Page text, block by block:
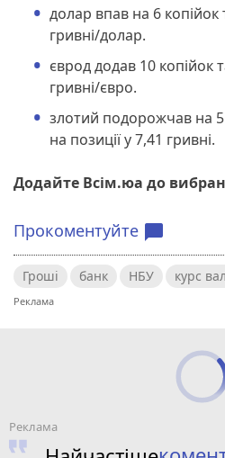
долар впав на 6 копійок
гривні/долар.
єврод додав 10 копійок
гривні/євро.
злотий подорожчав на 5
на позиції у 7,41 гривні.
Додайте Всім.юа до
Прокоментуйте chat_bubble
Гроші банк НБУ курс